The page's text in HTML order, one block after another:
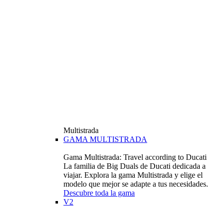
Multistrada
GAMA MULTISTRADA
Gama Multistrada: Travel according to Ducati
La familia de Big Duals de Ducati dedicada a
viajar. Explora la gama Multistrada y elige el
modelo que mejor se adapte a tus necesidades.
Descubre toda la gama
V2